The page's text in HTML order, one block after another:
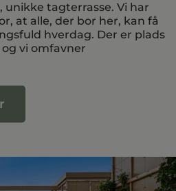
tagterrasse. Vi har
at alle, der bor her, kan få
hverdag. Der er plads
vi omfavner